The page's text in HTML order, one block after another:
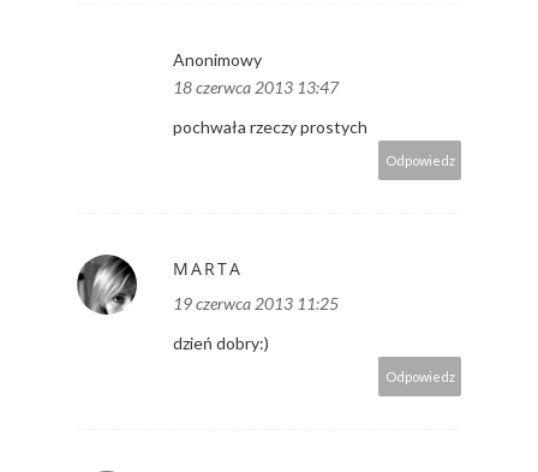
Anonimowy
18 czerwca 2013 13:47
pochwała rzeczy prostych
Odpowiedz
MARTA
19 czerwca 2013 11:25
dzień dobry:)
Odpowiedz